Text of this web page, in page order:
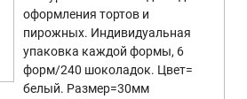
оформления тортов и
пирожных. Индивидуальная
упаковка каждой формы, 6
форм/240 шоколадок. Цвет=
белый. Размер=30мм